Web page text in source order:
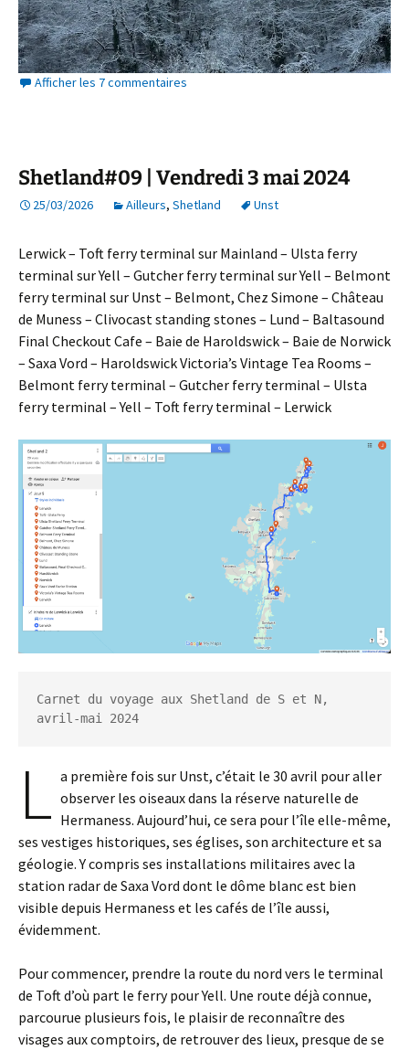
Afficher les 7 commentaires
Shetland#09 | Vendredi 3 mai 2024
25/03/2026 Ailleurs, Shetland Unst
Lerwick – Toft ferry terminal sur Mainland – Ulsta ferry
terminal sur Yell – Gutcher ferry terminal sur Yell – Belmont
ferry terminal sur Unst – Belmont, Chez Simone – Château
de Muness – Clivocast standing stones – Lund – Baltasound
Final Checkout Cafe – Baie de Haroldswick – Baie de Norwick
– Saxa Vord – Haroldswick Victoria’s Vintage Tea Rooms –
Belmont ferry terminal – Gutcher ferry terminal – Ulsta
ferry terminal – Yell – Toft ferry terminal – Lerwick
Carnet du voyage aux Shetland de S et N,
avril-mai 2024
L a première fois sur Unst, c’était le 30 avril pour aller
observer les oiseaux dans la réserve naturelle de
Hermaness. Aujourd’hui, ce sera pour l’île elle-même,
ses vestiges historiques, ses églises, son architecture et sa
géologie. Y compris ses installations militaires avec la
station radar de Saxa Vord dont le dôme blanc est bien
visible depuis Hermaness et les cafés de l’île aussi,
évidemment.
Pour commencer, prendre la route du nord vers le terminal
de Toft d’où part le ferry pour Yell. Une route déjà connue,
parcourue plusieurs fois, le plaisir de reconnaître des
visages aux comptoirs, de retrouver des lieux, presque de se